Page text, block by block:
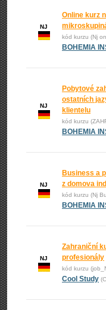
NJ
Online kurz
kód kurzu (Nj
BOHEMIA
NJ
Pobytové
ostatních
klientelu
kód kurzu
BOHEMIA
NJ
Business a
z domova
kód kurzu (Nj
BOHEMIA
NJ
Zahraniční
profesionály
kód kurzu
Cool Study